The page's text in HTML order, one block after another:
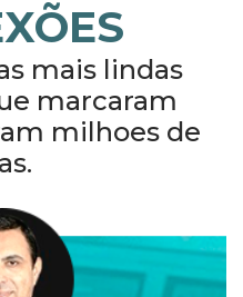
mais lindas
marcaram
milhoes de